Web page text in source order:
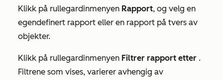
Klikk på rullegardinmenyen Rapport, og velg en
egendefinert rapport eller en rapport på tvers av
objekter.
Klikk på rullegardinmenyen Filtrer rapport etter .
Filtrene som vises, varierer avhengig av